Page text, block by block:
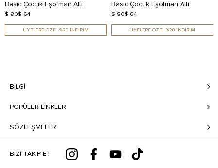
Basic Çocuk Eşofman Altı
$ 80$ 64
ÜYELERE ÖZEL %20 İNDİRİM
Basic Çocuk Eşofman Altı
$ 80$ 64
ÜYELERE ÖZEL %20 İNDİRİM
BILGI
POPÜLER LİNKLER
SÖZLEŞMELER
BIZI TAKIP ET